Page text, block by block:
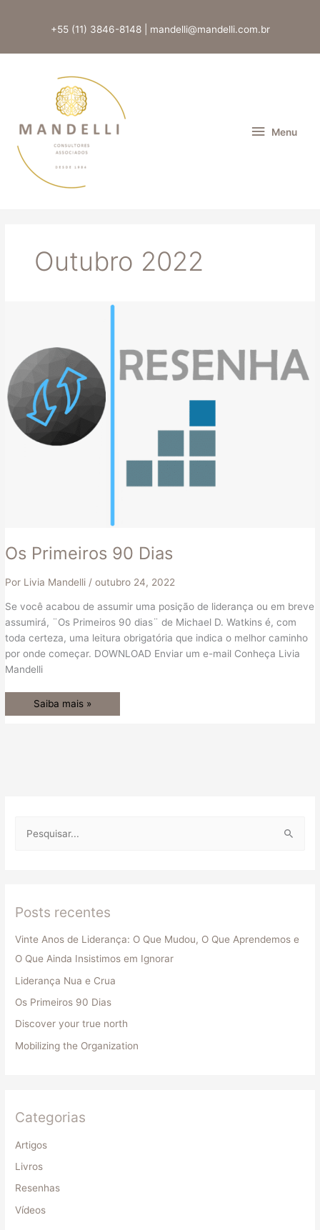
conteúdo
+55 (11) 3846-8148 | mandelli@mandelli.com.br
Menu
Outubro 2022
Os Primeiros 90 Dias
Por Livia Mandelli /outubro 24, 2022
Se você acabou de assumir uma posição de liderança ou em breve
assumirá, ¨Os Primeiros 90 dias¨ de Michael D. Watkins é, com
toda certeza, uma leitura obrigatória que indica o melhor caminho
por onde começar. DOWNLOAD Enviar um e-mail Conheça Livia
Mandelli
Saiba mais »
u
o
r
Posts recentes
Vinte Anos de Liderança: O Que Mudou, O Que Aprendemos e
O Que Ainda Insistimos em Ignorar
Liderança Nua e Crua
Os Primeiros 90 Dias
Discover your true north
Mobilizing the Organization
Categorias
Artigos
Livros
Resenhas
Vídeos